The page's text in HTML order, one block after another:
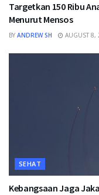
Targetkan 150 Ribu
Menurut Mensos
BY ANDREW SH AUGUST 8,
SEHAT
Kebangsaan Jaga